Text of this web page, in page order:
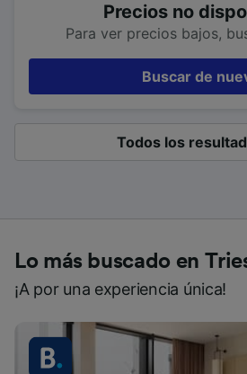
Precios no
Para ver precios bajos,
Buscar de
Todos los
Lo más buscado en
¡A por una experiencia única!